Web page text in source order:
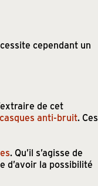
cependant un
de cet
anti-bruit. Ces
. Qu’il s’agisse de
d’avoir la possibilité